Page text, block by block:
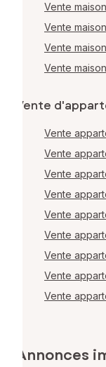
Vente
Vente
Vente
Vente
Vente
Vente
Vente
Vente
Vente
Vente
Vente
Vente
Vente
Vente
Annonces